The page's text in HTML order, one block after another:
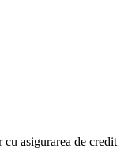
asigurarea de credit